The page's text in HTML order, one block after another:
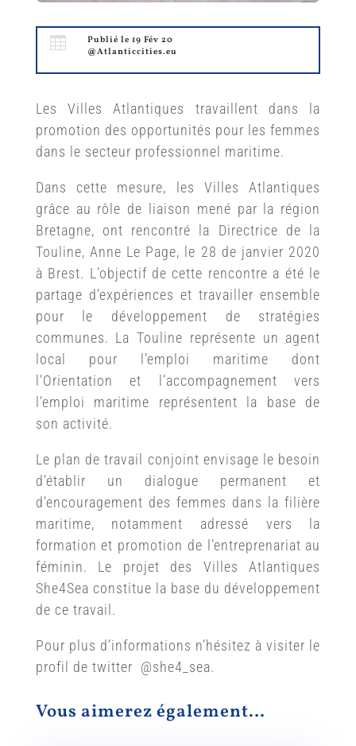

Publié le 19 Fév 20
@Atlanticcities.eu
Les Villes Atlantiques travaillent dans la
promotion des opportunités pour les femmes
dans le secteur professionnel maritime.
Dans cette mesure, les Villes Atlantiques
grâce au rôle de liaison mené par la région
Bretagne, ont rencontré la Directrice de la
Touline, Anne Le Page, le 28 de janvier 2020
à Brest. L’objectif de cette rencontre a été le
partage d’expériences et travailler ensemble
pour le développement de stratégies
communes. La Touline représente un agent
local pour l’emploi maritime dont
l’Orientation et l’accompagnement vers
l’emploi maritime représentent la base de
son activité.
Le plan de travail conjoint envisage le besoin
d’établir un dialogue permanent et
d’encouragement des femmes dans la filière
maritime, notamment adressé vers la
formation et promotion de l’entreprenariat au
féminin. Le projet des Villes Atlantiques
She4Sea constitue la base du développement
de ce travail.
Pour plus d’informations n’hésitez à visiter le
profil de twitter @she4_sea.
Vous aimerez également…